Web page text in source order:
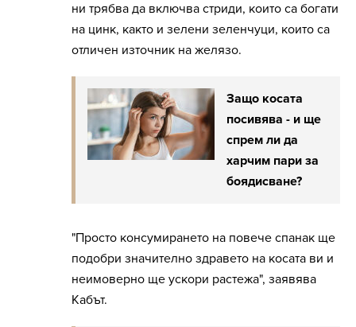
ни трябва да включва стриди, които са богати
на цинк, както и зелени зеленчуци, които са
отличен източник на желязо.
Защо косата
посивява - и ще
спрем ли да
харчим пари за
боядисване?
"Просто консумирането на повече спанак ще
подобри значително здравето на косата ви и
неимоверно ще ускори растежа", заявява
Кабът.